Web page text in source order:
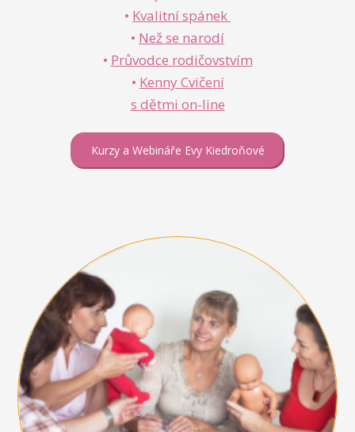
• Kvalitní spánek
• Než se narodí
• Průvodce rodičovstvím
• Kenny Cvičení
s dětmi on-line
Kurzy a Webináře Evy Kiedroňové